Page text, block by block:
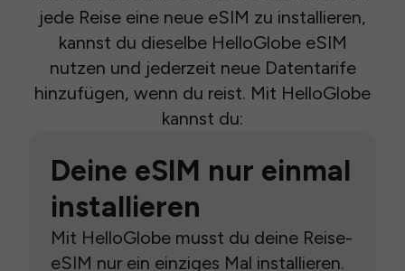
jede Reise eine neue eSIM zu installieren,
kannst du dieselbe HelloGlobe eSIM
nutzen und jederzeit neue Datentarife
hinzufügen, wenn du reist. Mit HelloGlobe
kannst du:
Deine eSIM nur einmal
installieren
Mit HelloGlobe musst du deine Reise-
eSIM nur ein einziges Mal installieren.